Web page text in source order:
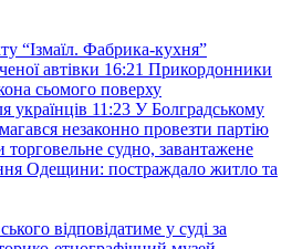
“Ізмаїл. Фабрика-кухня”
автівки 16:21 Прикордонники
сьомого поверху
українців 11:23 У Болградському
незаконно провезти партію
судно, завантажене
Одещини: постраждало житло та
відповідатиме у суді за